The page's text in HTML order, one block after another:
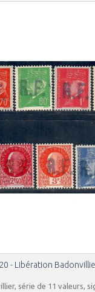
- Libération
série de 11 valeurs,